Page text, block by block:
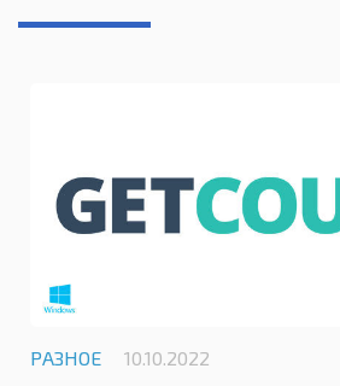
РАЗНОЕ 10.10.2022